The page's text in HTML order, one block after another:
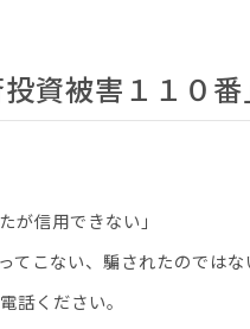
資被害１１０番
が信用できない」
てこない、騙されたのではな
話ください。